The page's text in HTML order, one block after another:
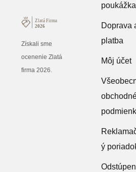
Získali sme
ocenenie Zlatá
firma 2026.
poukážka
Doprava
platba
Môj účet
ý